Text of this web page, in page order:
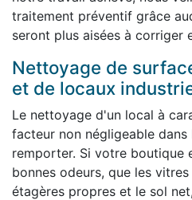
traitement préventif grâce
seront plus aisées à
Nettoyage de
et de locaux
Le nettoyage d'un local à
facteur non négligeable
remporter. Si votre boutique
bonnes odeurs, que les
étagères propres et le sol